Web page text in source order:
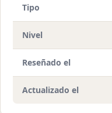
Tipo
Nivel
Reseñado el
Actualizado el